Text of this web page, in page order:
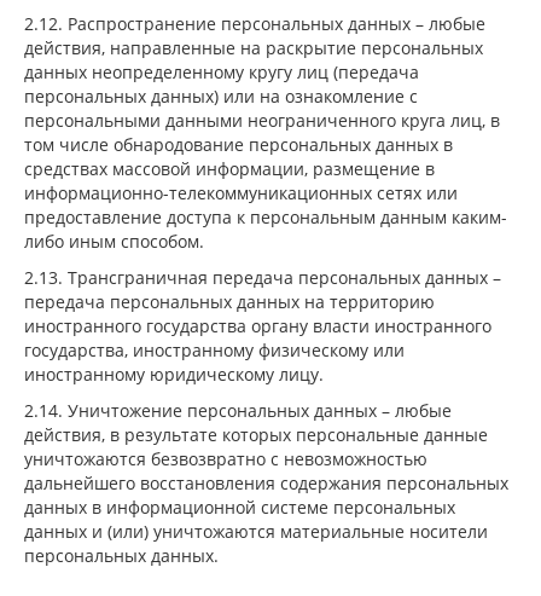
2.12. Распространение персональных данных – любые
действия, направленные на раскрытие персональных
данных неопределенному кругу лиц (передача
персональных данных) или на ознакомление с
персональными данными неограниченного круга лиц, в
том числе обнародование персональных данных в
средствах массовой информации, размещение в
информационно-телекоммуникационных сетях или
предоставление доступа к персональным данным каким-
либо иным способом.
2.13. Трансграничная передача персональных данных –
передача персональных данных на территорию
иностранного государства органу власти иностранного
государства, иностранному физическому или
иностранному юридическому лицу.
2.14. Уничтожение персональных данных – любые
действия, в результате которых персональные данные
уничтожаются безвозвратно с невозможностью
дальнейшего восстановления содержания персональных
данных в информационной системе персональных
данных и (или) уничтожаются материальные носители
персональных данных.